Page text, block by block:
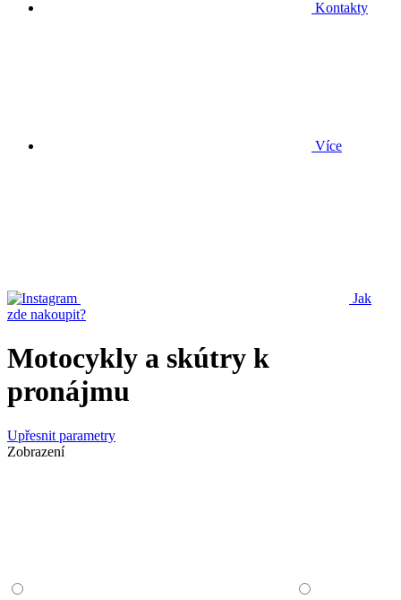
Kontakty
Více
Jak
zde nakoupit?
Motocykly a skútry k
pronájmu
Upřesnit parametry
Zobrazení